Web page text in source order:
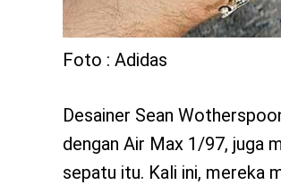
Foto : Adidas
Desainer Sean
dengan Air Max 1/97, juga
sepatu itu. Kali ini, mereka